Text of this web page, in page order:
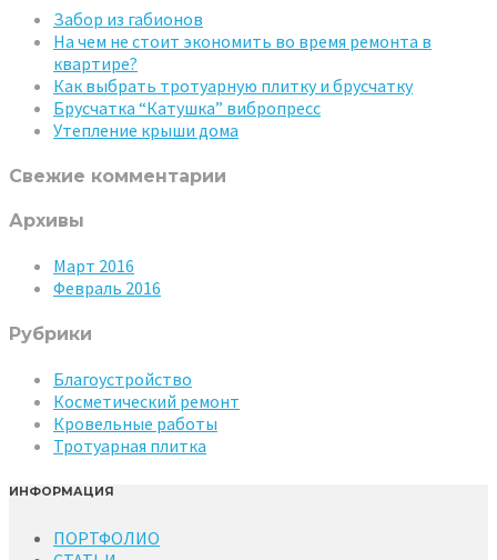
Забор из габионов
На чем не стоит экономить во время ремонта в
квартире?
Как выбрать тротуарную плитку и брусчатку
Брусчатка “Катушка” вибропресс
Утепление крыши дома
Свежие комментарии
Архивы
Март 2016
Февраль 2016
Рубрики
Благоустройство
Косметический ремонт
Кровельные работы
Тротуарная плитка
ИНФОРМАЦИЯ
ПОРТФОЛИО